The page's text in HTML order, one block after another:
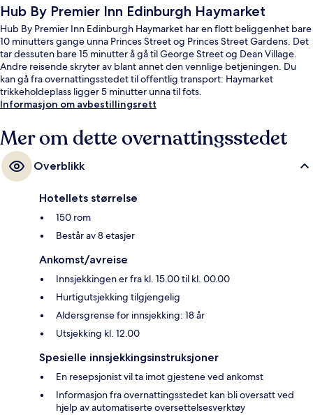
Hub By Premier Inn Edinburgh Haymarket
Hub By Premier Inn Edinburgh Haymarket har en flott beliggenhet bare
10 minutters gange unna Princes Street og Princes Street Gardens. Det
tar dessuten bare 15 minutter å gå til George Street og Dean Village.
Andre reisende skryter av blant annet den vennlige betjeningen. Du
kan gå fra overnattingsstedet til offentlig transport: Haymarket
trikkeholdeplass ligger 5 minutter unna til fots.
Informasjon om avbestillingsrett
Mer om dette overnattingsstedet
Overblikk
Hotellets størrelse
150 rom
Består av 8 etasjer
Ankomst/avreise
Innsjekkingen er fra kl. 15.00 til kl. 00.00
Hurtigutsjekking tilgjengelig
Aldersgrense for innsjekking: 18 år
Utsjekking kl. 12.00
Spesielle innsjekkingsinstruksjoner
En resepsjonist vil ta imot gjestene ved ankomst
Informasjon fra overnattingsstedet kan bli oversatt ved
hjelp av automatiserte oversettelsesverktøy